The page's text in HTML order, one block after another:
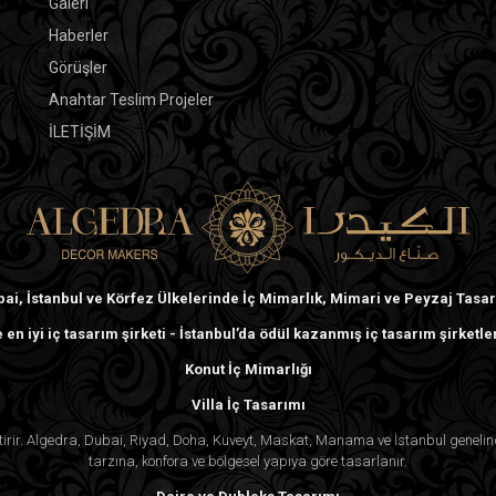
yapısı, her sakinin kalabalık binaların
çıkarmasını sağlar.
Bir Gökyüzü Villada Yaşamanın Faydaları
Gökyüzü villa yaşam tarzı, iki dünyanın en
lüks bir apartman kompleksinde bulunan
içinde bir sığınak olacak şekilde
Gökyüzü villa sakinleri, badminton
standartlarında olanaklardan
kahve dükkânı ve ısıtmalı sonsuzluk
terasınızda dinleniyor olun, gökyüzü
kaçış noktası sunar.
Geniş yürüyüş yolları, bol yeşil alanlar
Galeri
Haberler
Görüşler
Anahtar Teslim Projeler
İLETİŞİM
İstanbul ve Körfez Ülkelerinde İç Mimarlık, Mimari ve Peyzaj
en iyi iç tasarım şirketi - İstanbul’da ödül kazanmış iç tasarım
Konut İç Mimarlığı
Villa İç Tasarımı
Algedra, Dubai, Riyad, Doha, Kuveyt, Maskat, Manama ve İstanbul
tarzına, konfora ve bölgesel yapıya göre tasarlanır.